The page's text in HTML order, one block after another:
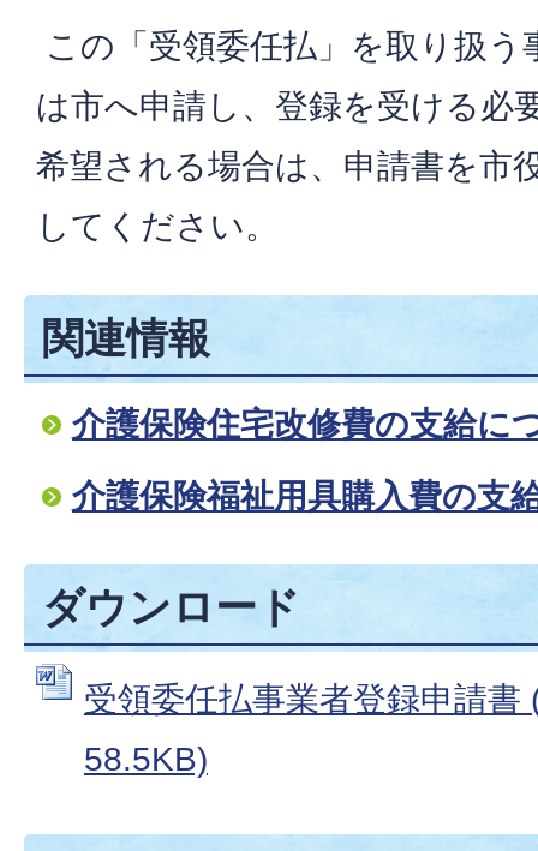
この「受領委任払」を取り扱
は市へ申請し、登録を受ける必
希望される場合は、申請書を市
してください。
関連情報
介護保険住宅改修費の支給に
介護保険福祉用具購入費の支
ダウンロード
受領委任払事業者登録申請書
58.5KB)